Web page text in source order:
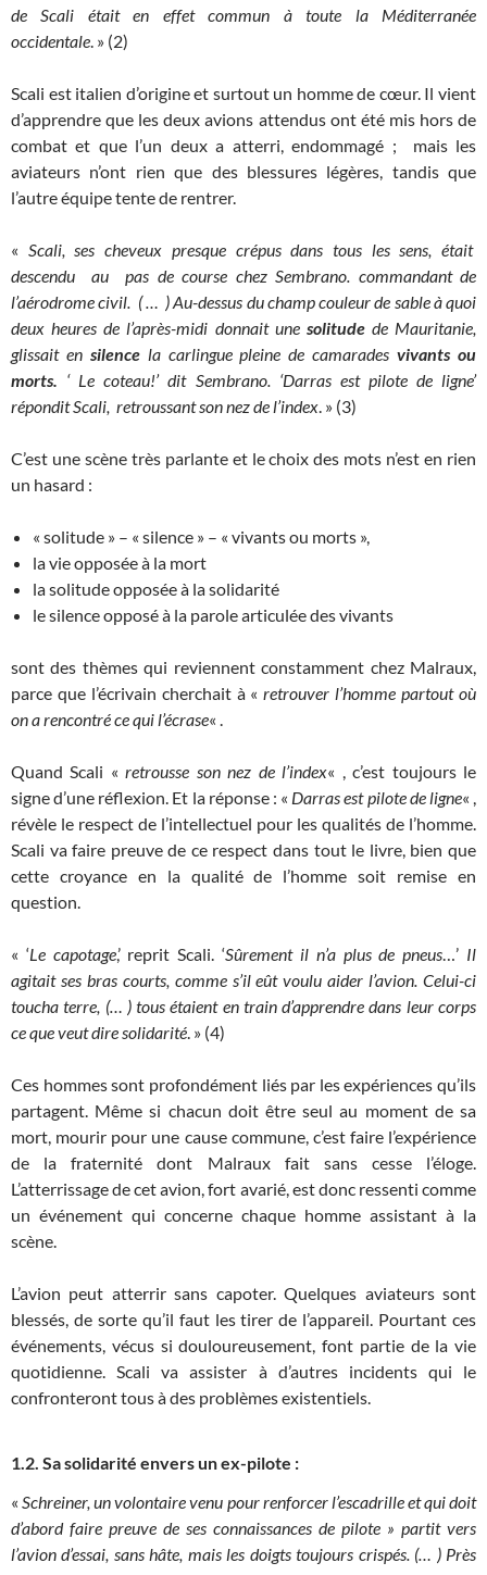
de Scali était en effet commun à toute la Méditerranée
occidentale. » (2)
Scali est italien d’origine et surtout un homme de cœur. Il vient
d’apprendre que les deux avions attendus ont été mis hors de
combat et que l’un deux a atterri, endommagé ; mais les
aviateurs n’ont rien que des blessures légères, tandis que
l’autre équipe tente de rentrer.
« Scali, ses cheveux presque crépus dans tous les sens, était
descendu au pas de course chez Sembrano. commandant de
l’aérodrome civil. ( … ) Au-dessus du champ couleur de sable à quoi
deux heures de l’après-midi donnait une solitude de Mauritanie,
glissait en silence la carlingue pleine de camaradesvivants ou
morts. ‘ Le coteau!’ dit Sembrano. ‘Darras est pilote de ligne’
répondit Scali, retroussant son nez de l’index. » (3)
C’est une scène très parlante et le choix des mots n’est en rien
un hasard :
« solitude » – « silence » – « vivants ou morts »,
la vie opposée à la mort
la solitude opposée à la solidarité
le silence opposé à la parole articulée des vivants
sont des thèmes qui reviennent constamment chez Malraux,
parce que l’écrivain cherchait à «retrouver l’homme partout où
on a rencontré ce qui l’écrase« .
Quand Scali «retrousse son nez de l’index« , c’est toujours le
signe d’une réflexion. Et la réponse : « Darras est pilote de ligne« ,
révèle le respect de l’intellectuel pour les qualités de l’homme.
Scali va faire preuve de ce respect dans tout le livre, bien que
cette croyance en la qualité de l’homme soit remise en
question.
« ‘Le capotage,’ reprit Scali. ‘Sûrement il n’a plus de pneus…’ Il
agitait ses bras courts, comme s’il eût voulu aider l’avion. Celui-ci
toucha terre, (… ) tous étaient en train d’apprendre dans leur corps
ce que veut dire solidarité. » (4)
Ces hommes sont profondément liés par les expériences qu’ils
partagent. Même si chacun doit être seul au moment de sa
mort, mourir pour une cause commune, c’est faire l’expérience
de la fraternité dont Malraux fait sans cesse l’éloge.
L’atterrissage de cet avion, fort avarié, est donc ressenti comme
un événement qui concerne chaque homme assistant à la
scène.
L’avion peut atterrir sans capoter. Quelques aviateurs sont
blessés, de sorte qu’il faut les tirer de l’appareil. Pourtant ces
événements, vécus si douloureusement, font partie de la vie
quotidienne. Scali va assister à d’autres incidents qui le
confronteront tous à des problèmes existentiels.
1.2. Sa solidarité envers un ex-pilote :
«Schreiner, un volontaire venu pour renforcer l’escadrille et qui doit
d’abord faire preuve de ses connaissances de pilote » partit vers
l’avion d’essai, sans hâte, mais les doigts toujours crispés. (… ) Près